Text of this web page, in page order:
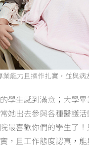
能力且操作扎實，並與病
學生感到滿意；大學
她出去參與各種醫護
最喜歡你們的學生了
，且工作態度認真，